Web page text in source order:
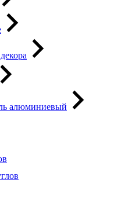
алюминиевый